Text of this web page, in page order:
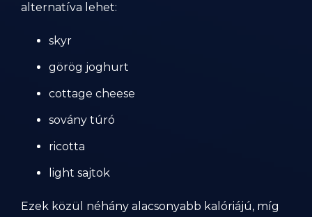
alternatíva lehet:
skyr
görög joghurt
cottage cheese
sovány túró
ricotta
light sajtok
Ezek közül néhány alacsonyabb kalóriájú, míg